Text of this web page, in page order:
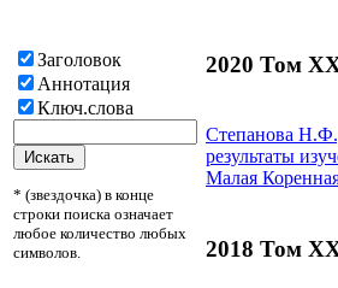
Заголовок
Аннотация
Ключ.слова
* (звездочка) в конце
строки поиска означает
любое количество любых
символов.
2020 Том
Степанова
результаты
Малая
2018 Том